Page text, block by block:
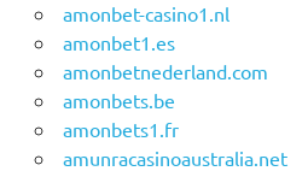
amonbet-casino1.nl
amonbet1.es
amonbetnederland.com
amonbets.be
amonbets1.fr
amunracasinoaustralia.net